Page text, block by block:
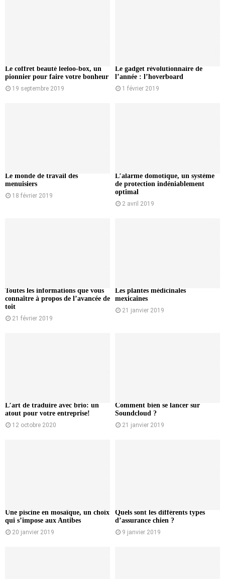
Le coffret beauté leeloo-box, un
pionnier pour faire votre bonheur
19 septembre 2019
Le gadget révolutionnaire de
l’année : l’hoverboard
1 février 2019
Le monde de travail des
menuisiers
18 février 2019
L’alarme domotique, un système
de protection indéniablement
optimal
2 avril 2019
Toutes les informations que vous
connaître à propos de l’avancée de
toit
21 février 2019
Les plantes médicinales
mexicaines
21 janvier 2019
L’art de traduire avec brio: un
atout pour votre entreprise!
12 octobre 2020
Comment bien se lancer sur
Soundcloud ?
21 janvier 2019
Une piscine en mosaïque, un choix
qui s’impose aux Antibes
20 janvier 2019
Quels sont les différents types
d’assurance chien ?
9 janvier 2019